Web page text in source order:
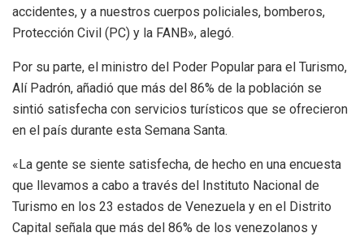
accidentes, y a nuestros cuerpos policiales, bomberos,
Protección Civil (PC) y la FANB», alegó.
Por su parte, el ministro del Poder Popular para el Turismo,
Alí Padrón, añadió que más del 86% de la población se
sintió satisfecha con servicios turísticos que se ofrecieron
en el país durante esta Semana Santa.
«La gente se siente satisfecha, de hecho en una encuesta
que llevamos a cabo a través del Instituto Nacional de
Turismo en los 23 estados de Venezuela y en el Distrito
Capital señala que más del 86% de los venezolanos y